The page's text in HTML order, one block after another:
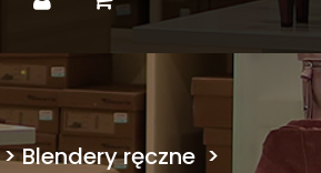
Blendery ręczne>